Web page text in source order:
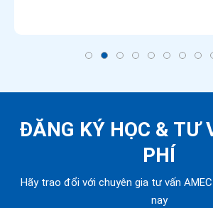
ĐĂNG KÝ HỌC & TƯ
PHÍ
Hãy trao đổi với chuyên gia tư vấn AMEC
nay